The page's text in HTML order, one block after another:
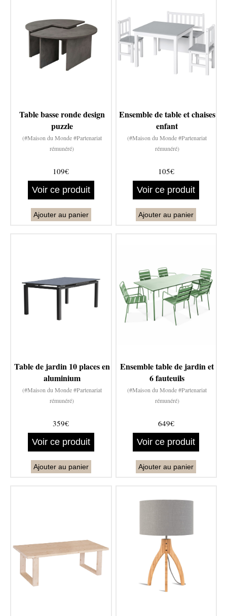
Table basse ronde design
puzzle
(#Maison du Monde #Partenariat
rémunéré)
109€
Voir ce produit
Ajouter au panier
Ensemble de table et chaises
enfant
(#Maison du Monde #Partenariat
rémunéré)
105€
Voir ce produit
Ajouter au panier
Table de jardin 10 places en
aluminium
(#Maison du Monde #Partenariat
rémunéré)
359€
Voir ce produit
Ajouter au panier
Ensemble table de jardin et
6 fauteuils
(#Maison du Monde #Partenariat
rémunéré)
649€
Voir ce produit
Ajouter au panier